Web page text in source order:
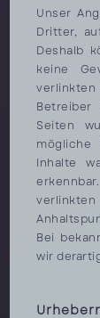
Unser
Dritter,
Deshalb
keine
verlinkten
Seiten
mögliche
Inhalte
Bei
wir